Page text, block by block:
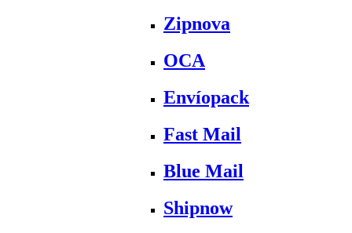
Zipnova
OCA
Envíopack
Fast Mail
Blue Mail
Shipnow